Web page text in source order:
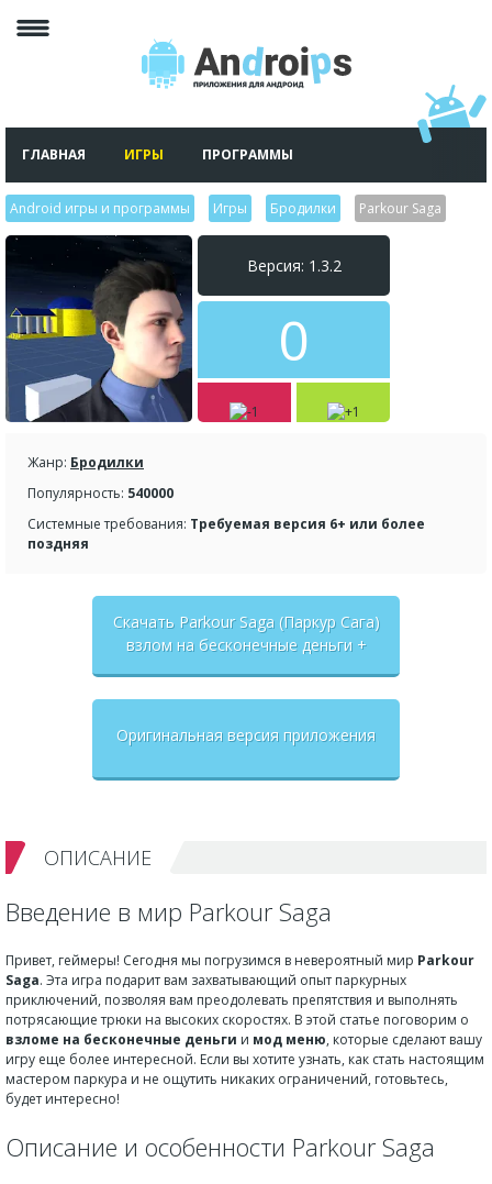
ГЛАВНАЯ ИГРЫ ПРОГРАММЫ
Android игры и программы Игры Бродилки Parkour Saga
Версия: 1.3.2
0
Жанр: Бродилки
Популярность: 540000
Системные требования: Требуемая версия 6+ или более
поздняя
Скачать Parkour Saga (Паркур Сага)
взлом на бесконечные деньги +
Оригинальная версия приложения
ОПИСАНИЕ
Введение в мир Parkour Saga
Привет, геймеры! Сегодня мы погрузимся в невероятный мир Parkour
Saga. Эта игра подарит вам захватывающий опыт паркурных
приключений, позволяя вам преодолевать препятствия и выполнять
потрясающие трюки на высоких скоростях. В этой статье поговорим о
взломе на бесконечные деньги и мод меню, которые сделают вашу
игру еще более интересной. Если вы хотите узнать, как стать настоящим
мастером паркура и не ощутить никаких ограничений, готовьтесь,
будет интересно!
Описание и особенности Parkour Saga